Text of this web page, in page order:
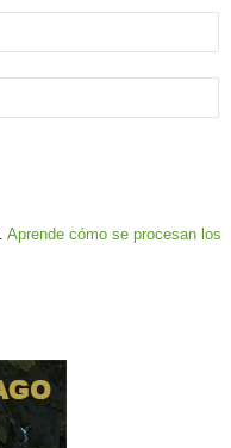
Aprende cómo se procesan los